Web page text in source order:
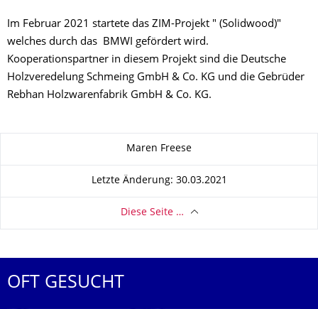
Im Februar 2021 startete das ZIM-Projekt " (Solidwood)"
welches durch das BMWI gefördert wird.
Kooperationspartner in diesem Projekt sind die Deutsche
Holzveredelung Schmeing GmbH & Co. KG und die Gebrüder
Rebhan Holzwarenfabrik GmbH & Co. KG.
Maren Freese
Letzte Änderung: 30.03.2021
Diese Seite …
OFT GESUCHT